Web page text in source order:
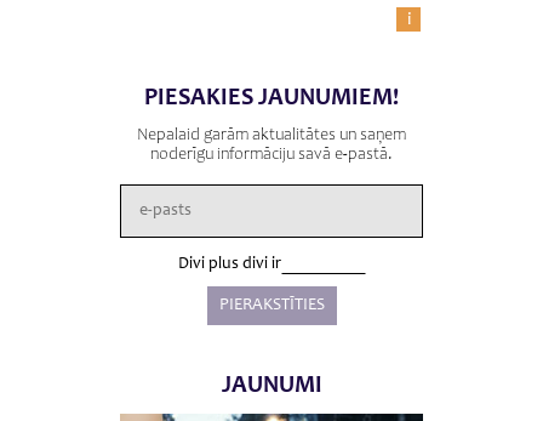
i
PIESAKIES JAUNUMIEM!
Nepalaid garām aktualitātes un saņem
noderīgu informāciju savā e-pastā.
Divi plus divi ir
JAUNUMI